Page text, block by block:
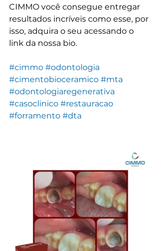
CIMMO você consegue entregar
resultados incríveis como esse, por
isso, adquira o seu acessando o
link da nossa bio.
#cimmo #odontologia
#cimentobioceramico #mta
#odontologiaregenerativa
#casoclinico #restauracao
#forramento #dta